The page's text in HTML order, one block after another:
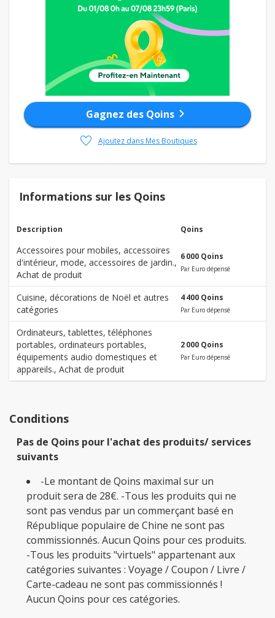
Gagnez des Qoins chevron_right
favorite
Ajoutez dans Mes Boutiques
Informations sur les Qoins
Description Qoins
Accessoires pour mobiles, accessoires
d'intérieur, mode, accessoires de jardin.,
Achat de produit
6 000 Qoins
Par Euro dépensé
Cuisine, décorations de Noël et autres
catégories
4 400 Qoins
Par Euro dépensé
Ordinateurs, tablettes, téléphones
portables, ordinateurs portables,
équipements audio domestiques et
appareils., Achat de produit
2 000 Qoins
Par Euro dépensé
Conditions
Pas de Qoins pour l'achat des produits/ services
suivants
-Le montant de Qoins maximal sur un
produit sera de 28€. -Tous les produits qui ne
sont pas vendus par un commerçant basé en
République populaire de Chine ne sont pas
commissionnés. Aucun Qoins pour ces produits.
-Tous les produits "virtuels" appartenant aux
catégories suivantes : Voyage / Coupon / Livre /
Carte-cadeau ne sont pas commissionnés !
Aucun Qoins pour ces catégories.